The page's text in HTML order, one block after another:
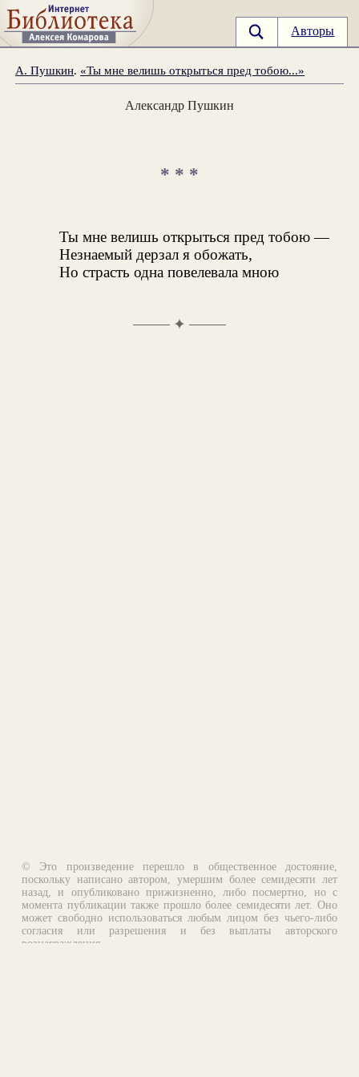
Авторы
А. Пушкин. «Ты мне велишь открыться пред тобою...»
Александр Пушкин
* * *
Ты мне велишь открыться пред тобою —
Незнаемый дерзал я обожать,
Но страсть одна повелевала мною
✦
© Это произведение перешло в общественное достояние,
поскольку написано автором, умершим более семидесяти лет
назад, и опубликовано прижизненно, либо посмертно, но с
момента публикации также прошло более семидесяти лет. Оно
может свободно использоваться любым лицом без чьего-либо
согласия или разрешения и без выплаты авторского
вознаграждения.